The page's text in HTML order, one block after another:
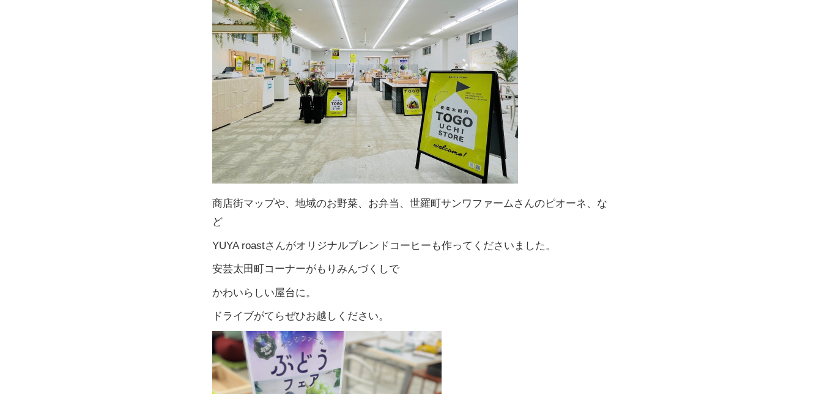
商店街マップや、地域のお野菜、お弁当、世羅町サンワファームさんのピオーネ、な
ど
YUYA roastさんがオリジナルブレンドコーヒーも作ってくださいました。
安芸太田町コーナーがもりみんづくしで
かわいらしい屋台に。
ドライブがてらぜひお越しください。